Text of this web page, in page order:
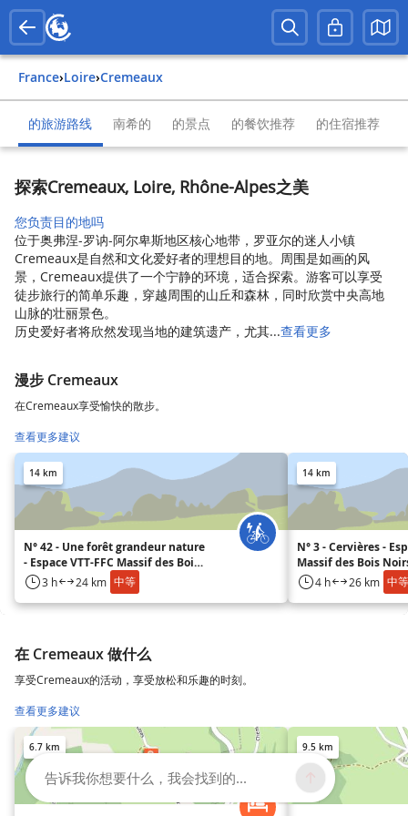
France› Loire› Cremeaux
的旅游路线 南希的 的景点 的餐饮推荐 的住宿推荐
探索Cremeaux, Loire, Rhône-Alpes之美
您负责目的地吗
位于奥弗涅-罗讷-阿尔卑斯地区核心地带，罗亚尔的迷人小镇
Cremeaux是自然和文化爱好者的理想目的地。周围是如画的风
景，Cremeaux提供了一个宁静的环境，适合探索。游客可以享受
徒步旅行的简单乐趣，穿越周围的山丘和森林，同时欣赏中央高地
山脉的壮丽景色。
历史爱好者将欣然发现当地的建筑遗产，尤其...查看更多
漫步 Cremeaux
在Cremeaux享受愉快的散步。
查看更多建议
14 km
N° 42 - Une forêt grandeur nature
- Espace VTT-FFC Massif des Bois
Noirs
3 h 24 km 中等
14 km
N° 3 - Cervières -
Massif des Bois
4 h 26 km 中等
在 Cremeaux 做什么
享受Cremeaux的活动，享受放松和乐趣的时刻。
查看更多建议
6.7 km 9.5 km
告诉我你想要什么，我会找到的...